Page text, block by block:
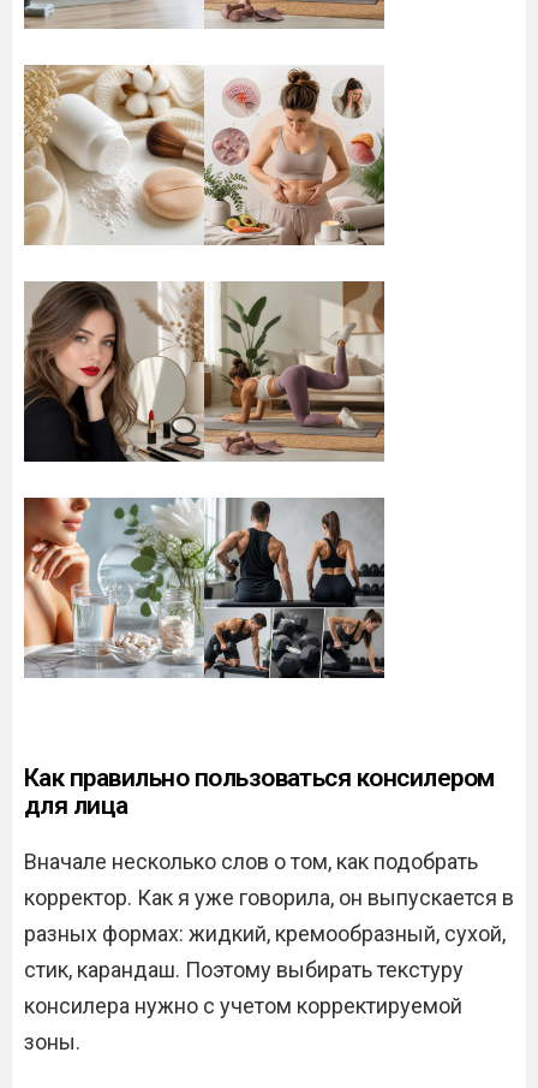
Как правильно пользоваться консилером
для лица
Вначале несколько слов о том, как подобрать
корректор. Как я уже говорила, он выпускается в
разных формах: жидкий, кремообразный, сухой,
стик, карандаш. Поэтому выбирать текстуру
консилера нужно с учетом корректируемой
зоны.